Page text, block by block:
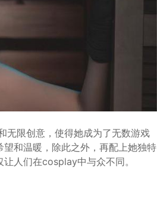
无限创意，使得她成为了无数游戏
和温暖，除此之外，再配上她独特
人们在cosplay中与众不同。